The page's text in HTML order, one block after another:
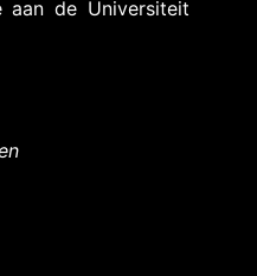
aan de Universiteit